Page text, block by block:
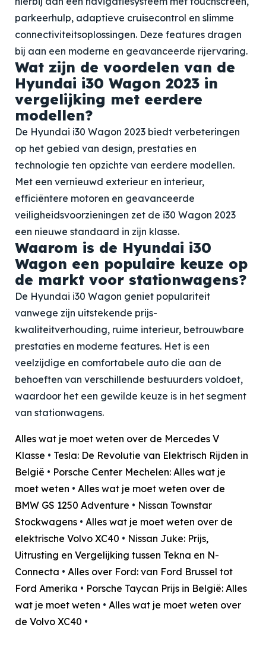
parkeerhulp, adaptieve cruisecontrol en slimme
connectiviteitsoplossingen. Deze features dragen
bij aan een moderne en geavanceerde rijervaring.
Wat zijn de voordelen van de
Hyundai i30 Wagon 2023 in
vergelijking met eerdere
modellen?
De Hyundai i30 Wagon 2023 biedt verbeteringen
op het gebied van design, prestaties en
technologie ten opzichte van eerdere modellen.
Met een vernieuwd exterieur en interieur,
efficiëntere motoren en geavanceerde
veiligheidsvoorzieningen zet de i30 Wagon 2023
een nieuwe standaard in zijn klasse.
Waarom is de Hyundai i30
Wagon een populaire keuze op
de markt voor stationwagens?
De Hyundai i30 Wagon geniet populariteit
vanwege zijn uitstekende prijs-
kwaliteitverhouding, ruime interieur, betrouwbare
prestaties en moderne features. Het is een
veelzijdige en comfortabele auto die aan de
behoeften van verschillende bestuurders voldoet,
waardoor het een gewilde keuze is in het segment
van stationwagens.
Alles wat je moet weten over de Mercedes V
Klasse • Tesla: De Revolutie van Elektrisch Rijden in
België • Porsche Center Mechelen: Alles wat je
moet weten • Alles wat je moet weten over de
BMW GS 1250 Adventure • Nissan Townstar
Stockwagens • Alles wat je moet weten over de
elektrische Volvo XC40 • Nissan Juke: Prijs,
Uitrusting en Vergelijking tussen Tekna en N-
Connecta • Alles over Ford: van Ford Brussel tot
Ford Amerika • Porsche Taycan Prijs in België: Alles
wat je moet weten • Alles wat je moet weten over
de Volvo XC40 •